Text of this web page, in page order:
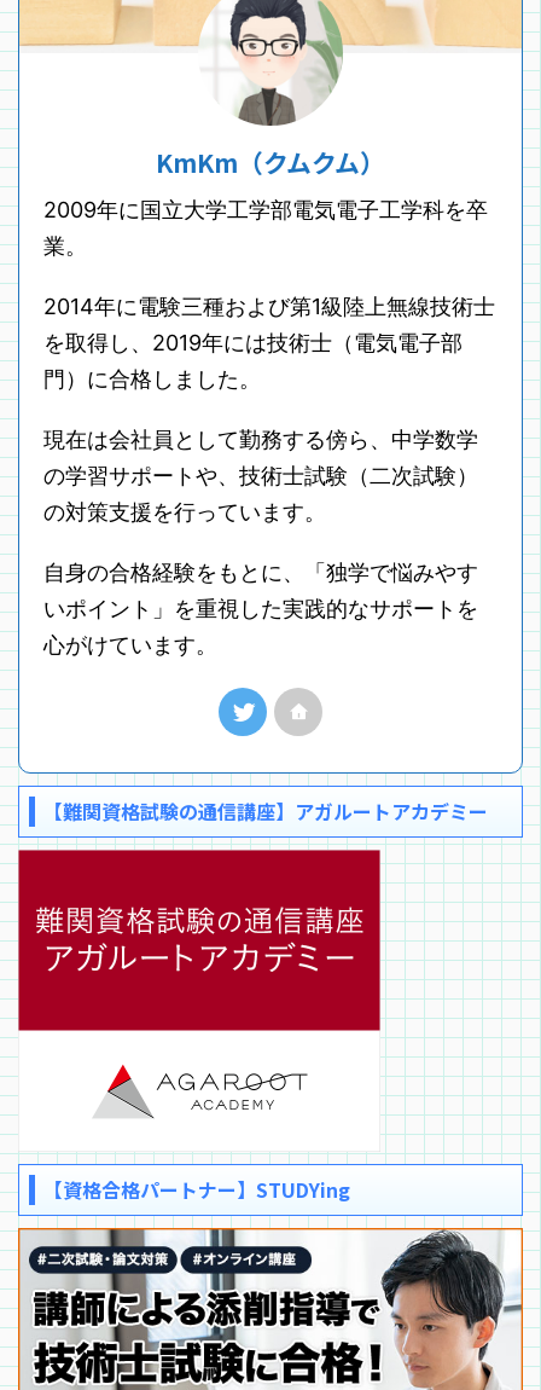
KmKm（クムクム）
2009年に国立大学工学部電気電子工学科を卒
業。
2014年に電験三種および第1級陸上無線技術士
を取得し、2019年には技術士（電気電子部
門）に合格しました。
現在は会社員として勤務する傍ら、中学数学
の学習サポートや、技術士試験（二次試験）
の対策支援を行っています。
自身の合格経験をもとに、「独学で悩みやす
いポイント」を重視した実践的なサポートを
心がけています。
【難関資格試験の通信講座】アガルートアカデミー
【資格合格パートナー】STUDYing